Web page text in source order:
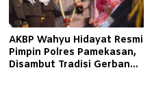
AKBP Wahyu Hidayat Resmi
Pimpin Polres Pamekasan,
Disambut Tradisi Gerbang